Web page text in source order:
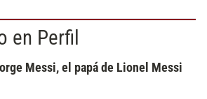
en Perfil
Messi, el papá de Lionel Messi